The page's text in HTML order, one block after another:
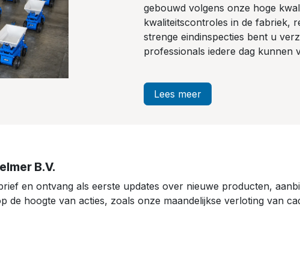
gebouwd volgens onze hoge
kwaliteitscontroles in de fabriek,
strenge eindinspecties bent u
professionals iedere dag kunnen
Lees meer
B.V.
en ontvang als eerste updates over nieuwe producten,
de hoogte van acties, zoals onze maandelijkse verloting van